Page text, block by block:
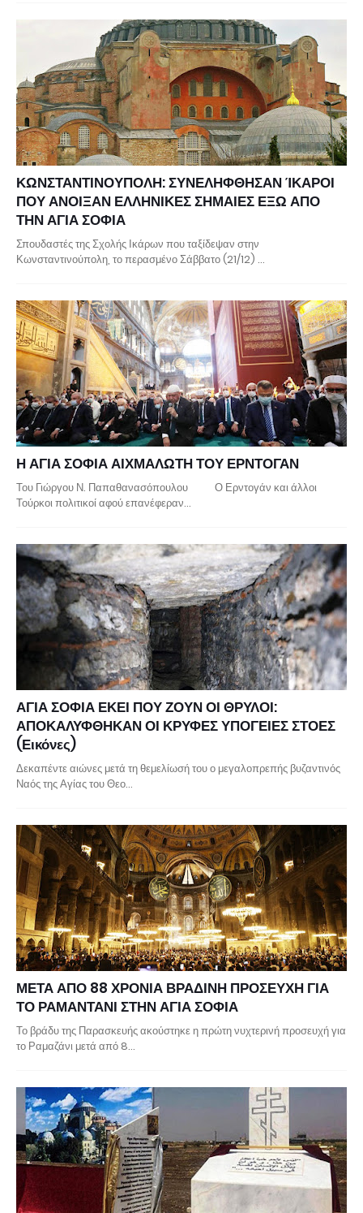
ΚΩΝΣΤΑΝΤΙΝΟΥΠΟΛΗ: ΣΥΝΕΛΗΦΘΗΣΑΝ ΊΚΑΡΟΙ
ΠΟΥ ΑΝΟΙΞΑΝ ΕΛΛΗΝΙΚΕΣ ΣΗΜΑΙΕΣ ΕΞΩ ΑΠΟ
ΤΗΝ ΑΓΙΑ ΣΟΦΙΑ
Σπουδαστές της Σχολής Ικάρων που ταξίδεψαν στην
Κωνσταντινούπολη, το περασμένο Σάββατο (21/12) …
Η ΑΓΙΑ ΣΟΦΙΑ ΑΙΧΜΑΛΩΤΗ ΤΟΥ ΕΡΝΤΟΓΑΝ
Του Γιώργου Ν. Παπαθανασόπουλου Ο Ερντογάν και άλλοι
Τούρκοι πολιτικοί αφού επανέφεραν…
ΑΓΙΑ ΣΟΦΙΑ ΕΚΕΙ ΠΟΥ ΖΟΥΝ ΟΙ ΘΡΥΛΟΙ:
ΑΠΟΚΑΛΥΦΘΗΚΑΝ ΟΙ ΚΡΥΦΕΣ ΥΠΟΓΕΙΕΣ ΣΤΟΕΣ
(Εικόνες)
Δεκαπέντε αιώνες μετά τη θεμελίωσή του ο μεγαλοπρεπής βυζαντινός
Ναός της Αγίας του Θεο…
ΜΕΤΑ ΑΠΟ 88 ΧΡΟΝΙΑ ΒΡΑΔΙΝΗ ΠΡΟΣΕΥΧΗ ΓΙΑ
ΤΟ ΡΑΜΑΝΤΑΝΙ ΣΤΗΝ ΑΓΙΑ ΣΟΦΙΑ
Το βράδυ της Παρασκευής ακούστηκε η πρώτη νυχτερινή προσευχή για
το Ραμαζάνι μετά από 8…